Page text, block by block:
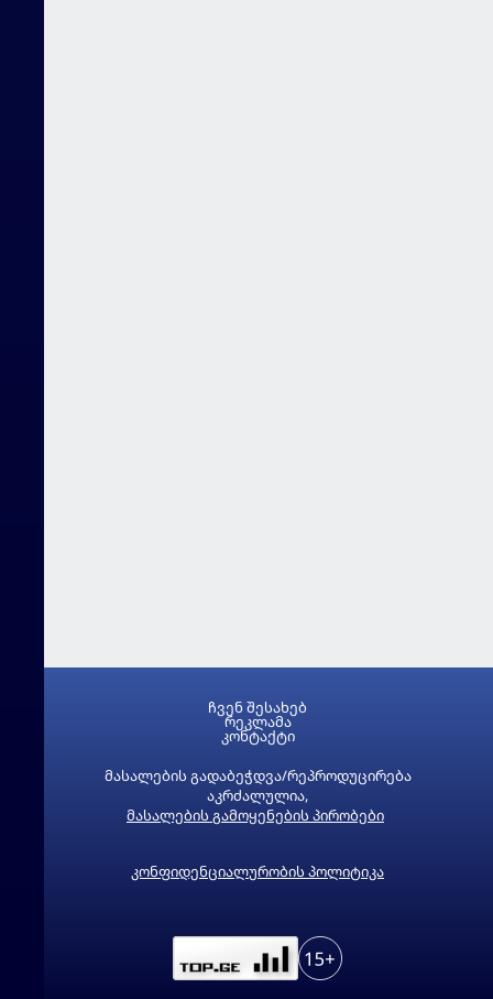
მასალების გადაბეჭდვა/რეპროდუცირება
აკრძალულია,
მასალების გამოყენების პირობები
კონფიდენციალურობის პოლიტიკა
ჩვენ შესახებ
რეკლამა
კონტაქტი